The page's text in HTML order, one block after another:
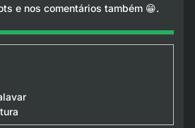
e nos comentários também 😁.